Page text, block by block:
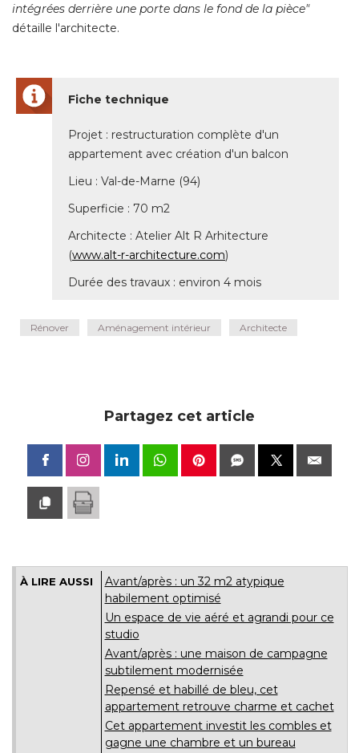
intégrées derrière une porte dans le fond de la pièce"
détaille l'architecte.
Fiche technique
Projet : restructuration complète d'un
appartement avec création d'un balcon
Lieu : Val-de-Marne (94)
Superficie : 70 m2
Architecte : Atelier Alt R Arhitecture
(www.alt-r-architecture.com)
Durée des travaux : environ 4 mois
Rénover Aménagement intérieur Architecte
Partagez cet article
À LIRE AUSSI
Avant/après : un 32 m2 atypique
habilement optimisé
Un espace de vie aéré et agrandi pour ce
studio
Avant/après : une maison de campagne
subtilement modernisée
Repensé et habillé de bleu, cet
appartement retrouve charme et cachet
Cet appartement investit les combles et
gagne une chambre et un bureau